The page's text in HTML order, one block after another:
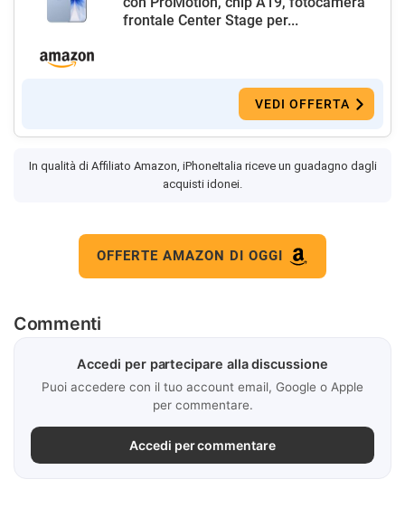
frontale Center Stage per...
VEDI OFFERTA
In qualità di Affiliato Amazon, iPhoneItalia riceve un guadagno dagli
acquisti idonei.
OFFERTE AMAZON DI OGGI
Commenti
Accedi per partecipare alla discussione
Puoi accedere con il tuo account email, Google o Apple
per commentare.
Accedi per commentare